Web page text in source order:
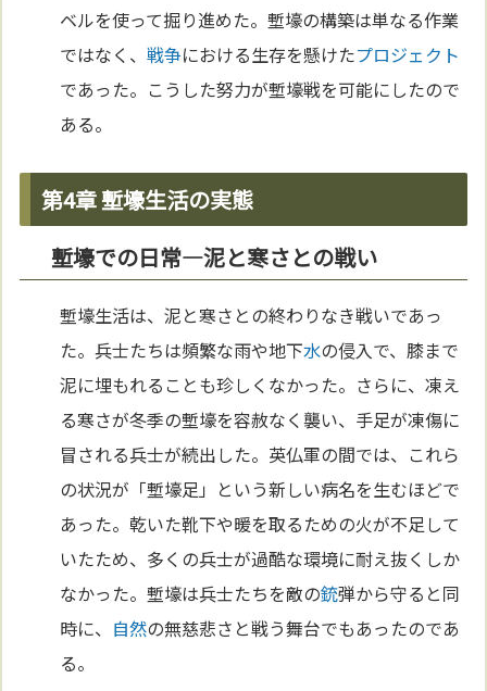
ベルを使って掘り進めた。塹壕の構築は単なる作業
ではなく、戦争における生存を懸けたプロジェクト
であった。こうした努力が塹壕戦を可能にしたので
ある。
第4章 塹壕生活の実態
塹壕での日常—泥と寒さとの戦い
塹壕生活は、泥と寒さとの終わりなき戦いであっ
た。兵士たちは頻繁な雨や地下水の侵入で、膝まで
泥に埋もれることも珍しくなかった。さらに、凍え
る寒さが冬季の塹壕を容赦なく襲い、手足が凍傷に
冒される兵士が続出した。英仏軍の間では、これら
の状況が「塹壕足」という新しい病名を生むほどで
あった。乾いた靴下や暖を取るための火が不足して
いたため、多くの兵士が過酷な環境に耐え抜くしか
なかった。塹壕は兵士たちを敵の銃弾から守ると同
時に、 自然の無慈悲さと戦う舞台でもあったのであ
る。